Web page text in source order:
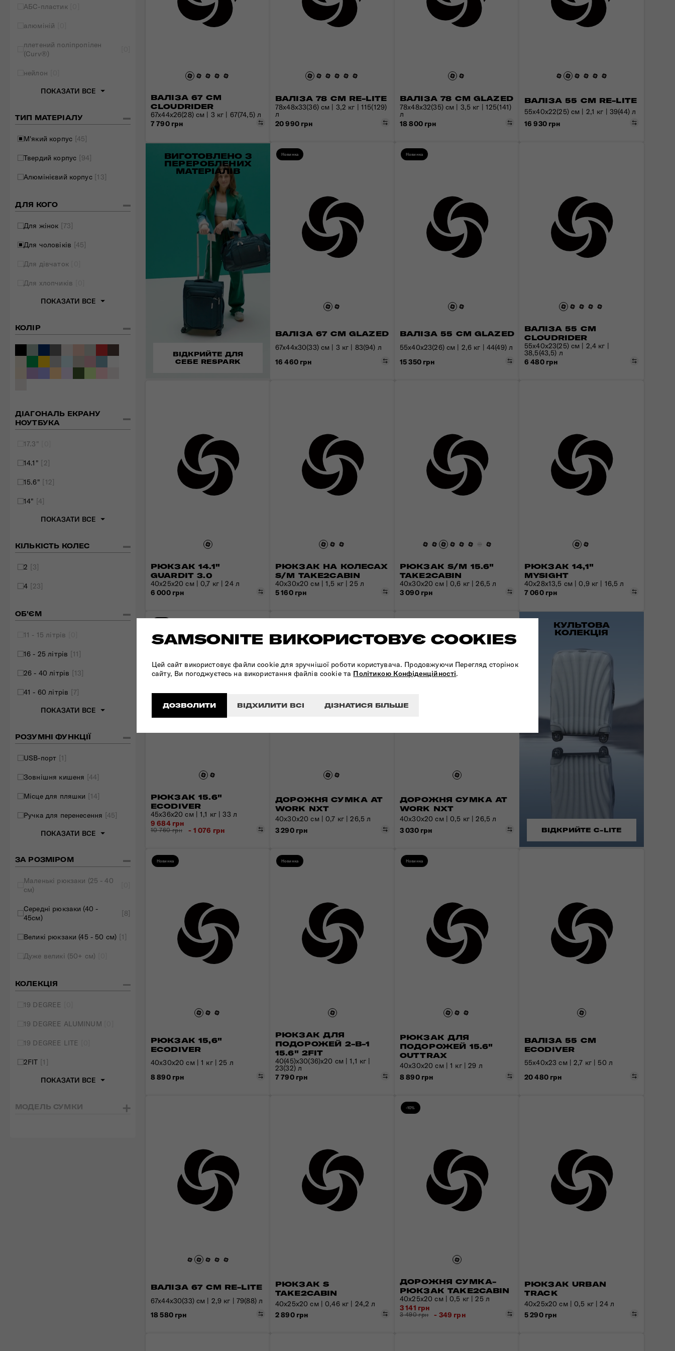
Складані сумки
Дивитись все
SAMSONITE ВИКОРИСТОВУЄ COOKIES
Цей сайт використовує файли cookie для зручнішої роботи користувача. Продовжуючи Перегляд сторінок
сайту, Ви погоджуєтесь на використання файлів cookie та Політикою Конфіденційності.
ДОЗВОЛИТИ ВІДХИЛИТИ ВСІ ДІЗНАТИСЯ БІЛЬШЕ
АБС-пластик
алюміній
плетений поліпропілен
(Curv®)
нейлон
ПОКАЗАТИ ВСЕ
ТИП МАТЕРІАЛУ
М'який корпус [45]
Твердий корпус [94]
Алюмінієвий корпус [13]
ДЛЯ КОГО
Для жінок [73]
Для чоловіків [45]
Для дівчаток
Для хлопчиків
ПОКАЗАТИ ВСЕ
КОЛІР
ДІАГОНАЛЬ ЕКРАНУ
НОУТБУКА
17.3"
14.1" [2]
15.6" [12]
14" [4]
ПОКАЗАТИ ВСЕ
КІЛЬКІСТЬ КОЛЕС
2 [3]
4 [23]
МОДЕЛЬ СУМКИ
ОБ'ЄМ
11 - 15 літрів
16 - 25 літрів [11]
26 - 40 літрів [13]
41 - 60 літрів [7]
ПОКАЗАТИ ВСЕ
РОЗУМНІ ФУНКЦІЇ
USB-порт [1]
Зовнішня кишеня [44]
Місце для пляшки [14]
Ручка для перенесення [45]
ПОКАЗАТИ ВСЕ
ЗА РОЗМІРОМ
Маленькі рюкзаки (25 - 40
см)
Середні рюкзаки (40 -
45см)
[8]
Великі рюкзаки (45 - 50 см) [1]
Дуже великі (50+ см)
КОЛЕКЦІЯ
19 DEGREE
19 DEGREE ALUMINUM
19 DEGREE LITE
2FIT [1]
ПОКАЗАТИ ВСЕ
ВАЛІЗА 67 СМ
CLOUDRIDER
Порівняти
67x44x26(28) см | 3 кг | 67(74,5) л
7 790 грн
ВАЛІЗА 78 СМ RE-LITE
Порівняти
78x48x33(36) см | 3,2 кг | 115(129)
л
20 990 грн
ВАЛІЗА 78 СМ GLAZED
Порівняти
78x48x32(35) см | 3,5 кг | 125(141)
л
18 800 грн
ВАЛІЗА 55 СМ RE-LITE
55x40x22(25) см | 2,1 кг | 39(44) л
16 930 грн
Новинка
ВАЛІЗА 67 СМ GLAZED
Порівняти
67x44x30(33) см | 3 кг | 83(94) л
16 460 грн
Новинка
ВАЛІЗА 55 СМ GLAZED
Порівняти
55x40x23(26) см | 2,6 кг | 44(49) л
15 350 грн
ВАЛІЗА 55 СМ
CLOUDRIDER
55x40x23(25) см | 2,4 кг |
38,5(43,5) л
6 480 грн
РЮКЗАК 14.1"
GUARDIT 3.0
Порівняти
40х25х20 см | 0,7 кг | 24 л
6 000 грн
РЮКЗАК НА КОЛЕСАХ
S/M TAKE2CABIN
Порівняти
40x30x20 см | 1,5 кг | 25 л
5 160 грн
РЮКЗАК S/M 15.6"
TAKE2CABIN
Порівняти
40x30x20 см | 0,6 кг | 26,5 л
3 090 грн
РЮКЗАК 14,1"
MYSIGHT
40x28x13,5 см | 0,9 кг | 16,5 л
7 060 грн
РЮКЗАК 15.6"
ECODIVER
Порівняти
45х36х20 см | 1,1 кг | 33 л
9 684 грн
10 760 грн - 1 076 грн
ДОРОЖНЯ СУМКА AT
WORK NXT
Порівняти
40x30x20 см | 0,7 кг | 26,5 л
3 290 грн
ДОРОЖНЯ СУМКА AT
WORK NXT
Порівняти
40x30x20 см | 0,5 кг | 26,5 л
3 030 грн
Новинка
РЮКЗАК 15,6"
ECODIVER
Порівняти
40x30x20 см | 1 кг | 25 л
8 890 грн
Новинка
РЮКЗАК ДЛЯ
ПОДОРОЖЕЙ 2-В-1
15.6" 2FIT
Порівняти
40(45)x30(36)x20 см | 1,1 кг |
23(32) л
7 790 грн
Новинка
РЮКЗАК ДЛЯ
ПОДОРОЖЕЙ 15.6"
OUTTRAX
Порівняти
40x30x20 см | 1 кг | 29 л
8 890 грн
ВАЛІЗА 55 СМ
ECODIVER
55x40x23 см | 2,7 кг | 50 л
20 480 грн
ВАЛІЗА 67 СМ RE-LITE
Порівняти
67x44x30(33) см | 2,9 кг | 79(88) л
18 580 грн
РЮКЗАК S
TAKE2CABIN
Порівняти
40x25x20 см | 0,46 кг | 24,2 л
2 890 грн
-10%
ДОРОЖНЯ СУМКА-
РЮКЗАК TAKE2CABIN
Порівняти
40x25x20 см | 0,5 кг | 25 л
3 141 грн
3 490 грн - 349 грн
РЮКЗАК URBAN
TRACK
40x25x20 см | 0,5 кг | 24 л
5 290 грн
ВИГОТОВЛЕНО З
ПЕРЕРОБЛЕНИХ
МАТЕРІАЛІВ
ВІДКРИЙТЕ ДЛЯ
СЕБЕ RESPARK
КУЛЬТОВА
КОЛЕКЦІЯ
ВІДКРИЙТЕ C-LITE